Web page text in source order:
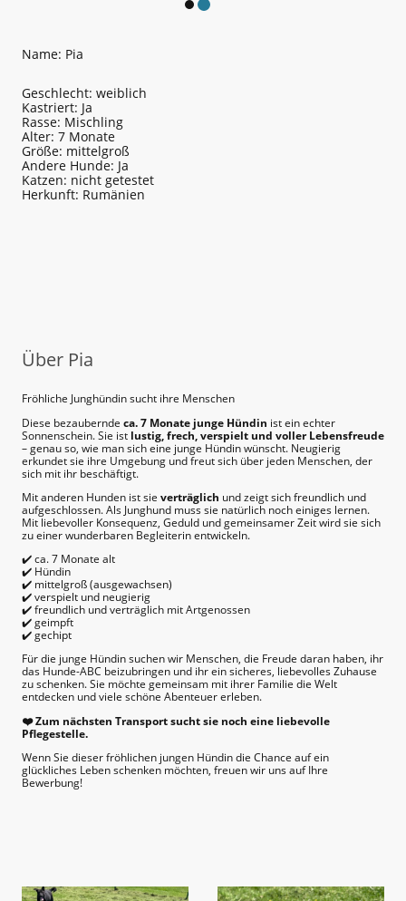
Name: Pia
Geschlecht: weiblich
Kastriert: Ja
Rasse: Mischling
Alter: 7 Monate
Größe: mittelgroß
Andere Hunde: Ja
Katzen: nicht getestet
Herkunft: Rumänien
Über Pia
Fröhliche Junghündin sucht ihre Menschen
Diese bezaubernde ca. 7 Monate junge Hündin ist ein echter
Sonnenschein. Sie ist lustig, frech, verspielt und voller Lebensfreude
– genau so, wie man sich eine junge Hündin wünscht. Neugierig
erkundet sie ihre Umgebung und freut sich über jeden Menschen, der
sich mit ihr beschäftigt.
Mit anderen Hunden ist sie verträglich und zeigt sich freundlich und
aufgeschlossen. Als Junghund muss sie natürlich noch einiges lernen.
Mit liebevoller Konsequenz, Geduld und gemeinsamer Zeit wird sie sich
zu einer wunderbaren Begleiterin entwickeln.
✔️ ca. 7 Monate alt
✔️ Hündin
✔️ mittelgroß (ausgewachsen)
✔️ verspielt und neugierig
✔️ freundlich und verträglich mit Artgenossen
✔️ geimpft
✔️ gechipt
Für die junge Hündin suchen wir Menschen, die Freude daran haben, ihr
das Hunde-ABC beizubringen und ihr ein sicheres, liebevolles Zuhause
zu schenken. Sie möchte gemeinsam mit ihrer Familie die Welt
entdecken und viele schöne Abenteuer erleben.
❤️ Zum nächsten Transport sucht sie noch eine liebevolle
Pflegestelle.
Wenn Sie dieser fröhlichen jungen Hündin die Chance auf ein
glückliches Leben schenken möchten, freuen wir uns auf Ihre
Bewerbung!